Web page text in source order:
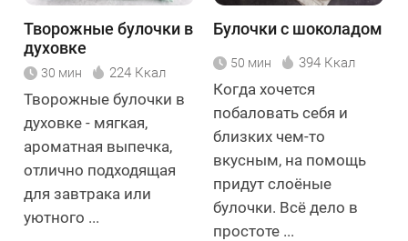
Творожные булочки в
духовке
30 мин 224 Ккал
Творожные булочки в
духовке - мягкая,
ароматная выпечка,
отлично подходящая
для завтрака или
уютного ...
Булочки с шоколадом
50 мин 394 Ккал
Когда хочется
побаловать себя и
близких чем-то
вкусным, на помощь
придут слоёные
булочки. Всё дело в
простоте ...